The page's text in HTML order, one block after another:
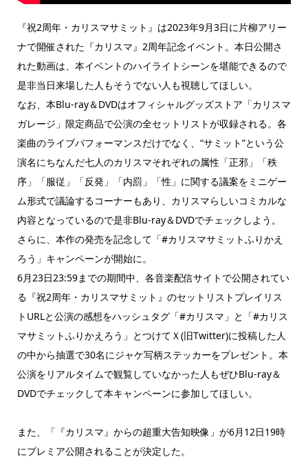
『祝2周年・カリスマサミット』は2023年9月3日に片柳アリー
ナで開催された『カリスマ』2周年記念イベント。本日公開さ
れた動画は、本イベントのハイライトシーンを堪能できるので
是非当日来場した人もそうでない人も視聴してほしい。
なお、本Blu-ray＆DVDはオフィシャルグッズストア「カリスマ
ガレージ」限定商品で公演の全セットリストが収録される。各
楽曲のライブパフォーマンスだけでなく、“サミット”という公
演名にちなんだ七人のカリスマそれぞれの属性「正邪」「秩
序」「服従」「反発」「内罰」「性」に関する議案をミニゲー
ム形式で議論するコーナーもあり、カリスマらしいコミカルな
内容となっているので是非Blu-ray＆DVDでチェックしよう。
さらに、本作の発売を記念して「#カリスマサミットふりかえ
ろう」キャンペーンが開始に。
6月23日23:59までの期間中、各音楽配信サイトで公開されてい
る『祝2周年・カリスマサミット』のセットリストプレイリス
トURLと公演の感想をハッシュタグ「#カリスマ」と「#カリス
マサミットふりかえろう」とつけてＸ(旧Twitter)に投稿した人
の中から抽選で30名にジャケ写柄ステッカーをプレゼント。本
公演をリアルタイムで観覧していなかった人もぜひBlu-ray＆
DVDでチェックして本キャンペーンに参加してほしい。
また、「『カリスマ』からの超重大告知映像」が6月12日19時
にプレミア公開されることが決定した。